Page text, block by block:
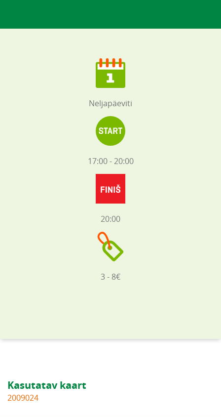
Neljapäeviti
17:00 - 20:00
20:00
3 - 8€
Kasutatav kaart
2009024